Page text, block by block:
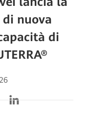
di nuova
di